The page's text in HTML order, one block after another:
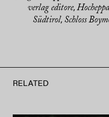
verlag editore,
Südtirol, Schloss
RELATED